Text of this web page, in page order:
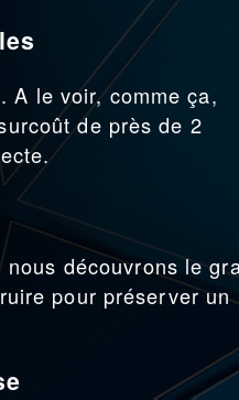
A le voir, comme ça,
de près de 2
découvrons le
pour préserver un